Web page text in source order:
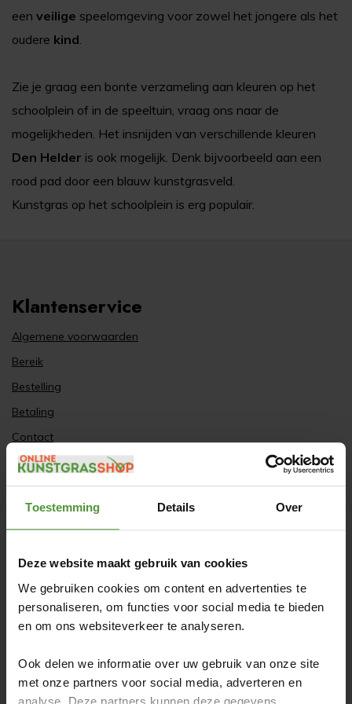
Toestemming Details Over
Deze website maakt gebruik van cookies
We gebruiken cookies om content en advertenties te
personaliseren, om functies voor social media te bieden
en om ons websiteverkeer te analyseren.
Ook delen we informatie over uw gebruik van onze site
met onze partners voor social media, adverteren en
analyse. Deze partners kunnen deze gegevens
een veilige speelomgeving voor zowel het jongere als het
oudere kind.
Zie je graag een bonte verzameling aan kleuren op het
schoolplein of in de speeltuin, vraag ons naar de
mogelijkheden. Het insnijden van verschillende kleuren
Den Helder is ook mogelijk. Denk bijvoorbeeld aan een
rood pad door een blauw kunstgrasveld.
Kunstgras op het schoolplein is erg populair.
Klantenservice
Algemene voorwaarden
Bereik
Bestelling
Betaling
Contact
Garantie
Gratis bezorgservice
Inmeetservice
Privacy
Retourneren & Service
Veilig
Klachten
FAQ